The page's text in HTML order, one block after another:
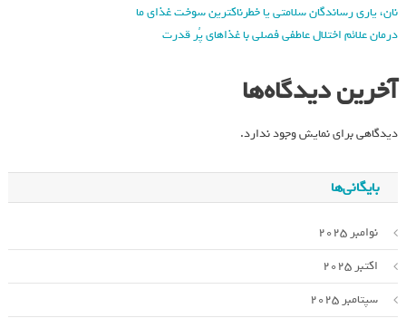
نان، یاری رساندگان سلامتی یا خطرناکترین سوخت غذای ما
درمان علائم اختلال عاطفی فصلی با غذاهای پُر قدرت
آخرین دیدگاه‌ها
دیدگاهی برای نمایش وجود ندارد.
بایگانی‌ها
نوامبر 2025
اکتبر 2025
سپتامبر 2025